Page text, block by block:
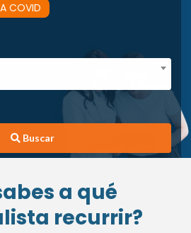
COVID
Buscar
a qué
recurrir?